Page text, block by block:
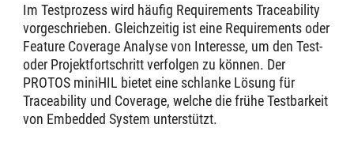
Im Testprozess wird häufig Requirements Traceability
vorgeschrieben. Gleichzeitig ist eine Requirements oder
Feature Coverage Analyse von Interesse, um den Test-
oder Projektfortschritt verfolgen zu können. Der
PROTOS miniHIL bietet eine schlanke Lösung für
Traceability und Coverage, welche die frühe Testbarkeit
von Embedded System unterstützt.